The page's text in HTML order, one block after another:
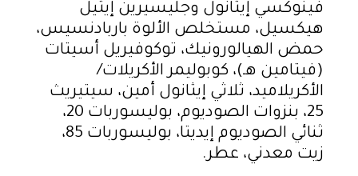
فينوكسي إيثانول وجليسيرين إيثيل
هيكسيل، مستخلص الألوة باربادنسيس،
حمض الهيالورونيك، توكوفيريل أسيتات
(فيتامين هـ)، كوبوليمر الأكريلات/
الأكريلاميد، ثلاثي إيثانول أمين، سيتيريث
25، بنزوات الصوديوم، بوليسوربات 20،
ثنائي الصوديوم إيديتا، بوليسوربات 85،
زيت معدني، عطر.